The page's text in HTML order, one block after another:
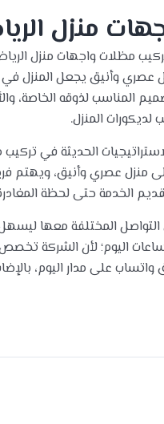
منزل
مظلات واجهات منزل
عصري وأنيق يجعل المنزل في
المناسب لذوقه
المنزل.
الحديثة في
منزل عصري وأنيق، ويهتم
الخدمة حتى لحظة
المختلفة معها ليسهل
اليوم؛ لأن الشركة
على مدار اليوم،